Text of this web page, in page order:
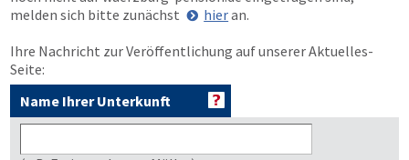
melden sich bitte zunächst
hieran.
Ihre Nachricht zur Veröffentlichung auf unserer Aktuelles-
Seite:
Name Ihrer Unterkunft